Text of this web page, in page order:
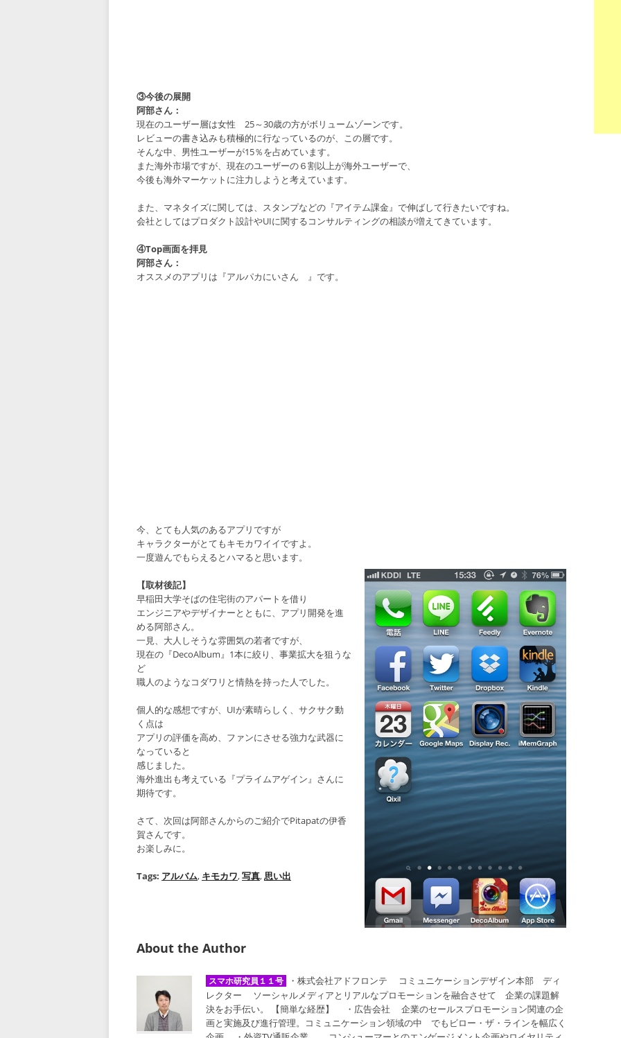
③今後の展開
阿部さん：
現在のユーザー層は女性 25～30歳の方がボリュームゾーンです。
レビューの書き込みも積極的に行なっているのが、この層です。
そんな中、男性ユーザーが15％を占めています。
また海外市場ですが、現在のユーザーの６割以上が海外ユーザーで、
今後も海外マーケットに注力しようと考えています。
また、マネタイズに関しては、スタンプなどの『アイテム課金』で伸ばして行きたいですね。
会社としてはプロダクト設計やUIに関するコンサルティングの相談が増えてきています。
④Top画面を拝見
阿部さん：
オススメのアプリは『アルパカにいさん 』です。
今、とても人気のあるアプリですが
キャラクターがとてもキモカワイイですよ。
一度遊んでもらえるとハマると思います。
【取材後記】
早稲田大学そばの住宅街のアパートを借り
エンジニアやデザイナーとともに、アプリ開発を進
める阿部さん。
一見、大人しそうな雰囲気の若者ですが、
現在の『DecoAlbum』1本に絞り、事業拡大を狙うな
ど
職人のようなコダワリと情熱を持った人でした。
個人的な感想ですが、UIが素晴らしく、サクサク動
く点は
アプリの評価を高め、ファンにさせる強力な武器に
なっていると
感じました。
海外進出も考えている『プライムアゲイン』さんに
期待です。
さて、次回は阿部さんからのご紹介でPitapatの伊香
賀さんです。
お楽しみに。
Tags: アルバム, キモカワ,写真,思い出
About the Author
スマホ研究員１１号
・株式会社アドフロンテ コミュニケーションデザイン本部 ディ
レクター ソーシャルメディアとリアルなプロモーションを融合させて 企業の課題解
決をお手伝い。 【簡単な経歴】 ・広告会社 企業のセールスプロモーション関連の企
画と実施及び進行管理。コミュニケーション領域の中 でもビロー・ザ・ラインを幅広く